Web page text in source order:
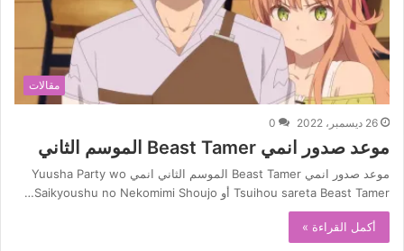
مقالات
26 ديسمبر، 2022 0
موعد صدور انمي Beast Tamer الموسم الثاني
موعد صدور انمي Beast Tamer الموسم الثاني انمي Yuusha Party wo
Tsuihou sareta Beast Tamer أو Saikyoushu no Nekomimi Shoujo…
أكمل القراءة »